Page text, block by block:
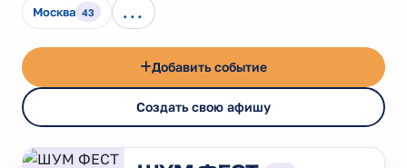
Москва 43 ...
Добавить событие
Создать свою афишу